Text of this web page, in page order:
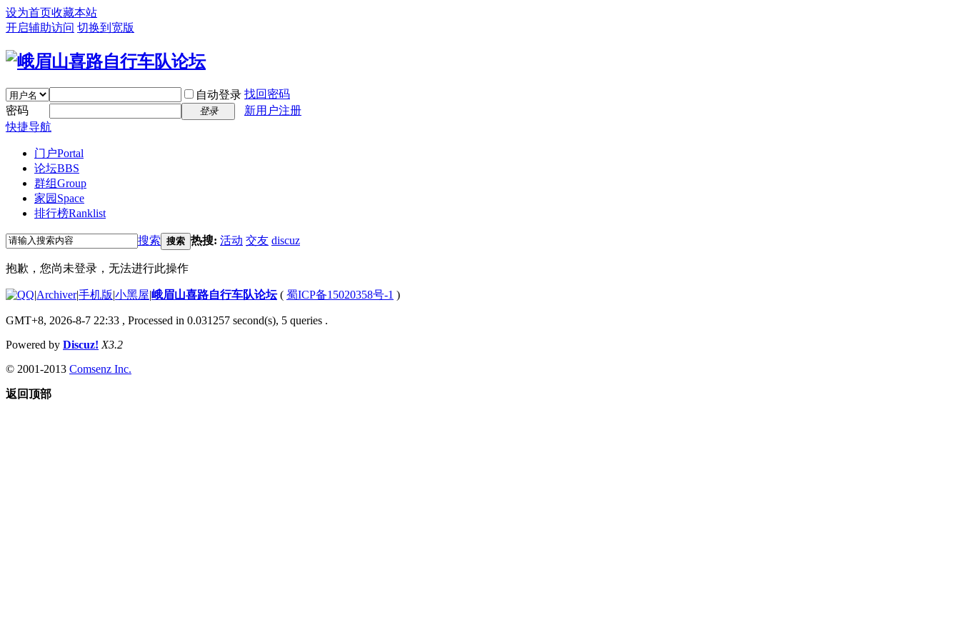
设为首页收藏本站
开启辅助访问 切换到宽版
自动登录 找回密码
密码
登录
新用户注册
快捷导航
门户Portal
论坛BBS
群组Group
家园 Space
排行榜Ranklist
搜索 搜索 热搜: 活动 交友 discuz
抱歉，您尚未登录，无法进行此操作
|Archiver|手机版|小黑屋|峨眉山喜路自行车队论坛( 蜀ICP备15020358号-1 )
GMT+8, 2026-8-7 22:33 , Processed in 0.031257 second(s), 5 queries .
Powered by Discuz! X3.2
© 2001-2013 Comsenz Inc.
返回顶部